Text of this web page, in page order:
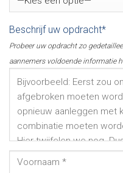
Beschrijf uw opdracht*
Probeer uw opdracht zo
aannemers voldoende informatie